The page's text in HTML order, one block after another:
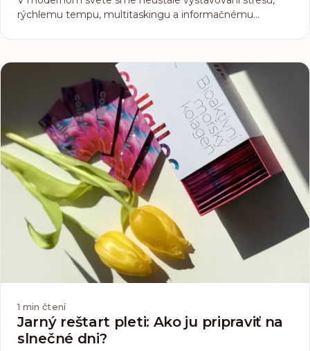
rýchlemu tempu, multitaskingu a informačnému
mysli zvládať každodennú záťaž. Jedným z
najvýraznejších trendov posledných rokov sú funkčné
huby a práve na nich je postavený nový produkt collalloc
MIND.
1 min čtení
Jarný reštart pleti: Ako ju pripraviť na
slnečné dni?